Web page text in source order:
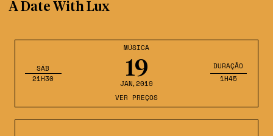
MÚSICA
19
JAN,2019
SÁB
21H30
DURAÇÃO
1H45
VER PREÇOS
A Date With Lux